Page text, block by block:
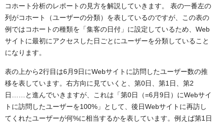
コホート分析のレポートの見方を解説していきます。
表の一番左の
列がコホート（ユーザーの分類）を表しているのですが、この表の
例ではコホートの種類を「集客の日付」に設定しているため、Web
サイトに最初にアクセスした日ごとにユーザーを分類していること
になります。
表の上から2行目は6月9日にWebサイトに訪問したユーザー数の推
移を表しています。右方向に見ていくと、第0日、第1日、第2
日……と進んでいきますが、これは「第0日（=6月9日）にWebサイ
トに訪問したユーザーを100%」として、後日Webサイトに再訪し
てくれたユーザーが何%に相当するかを表しています。例えば第1日